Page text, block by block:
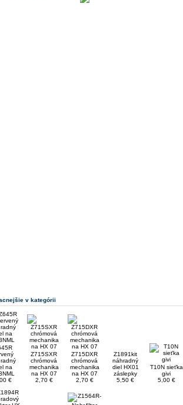
v kategórii
na
€
Z715SXR
chrómová
mechanika
na HX 07
2,70 €
Z715DXR
chrómová
mechanika
na HX 07
2,70 €
Z1891kit
náhradný
diel HX01
záslepky
5,50 €
T10N sieťka
givi
5,00 €